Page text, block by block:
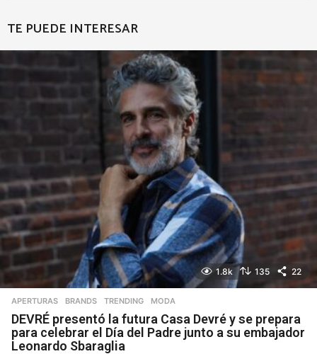
TE PUEDE INTERESAR
1.8k 135 22
APERTURAS ,BRANDS ,TRENDING MODA
DEVRÉ presentó la futura Casa Devré y se prepara
para celebrar el Día del Padre junto a su embajador
Leonardo Sbaraglia